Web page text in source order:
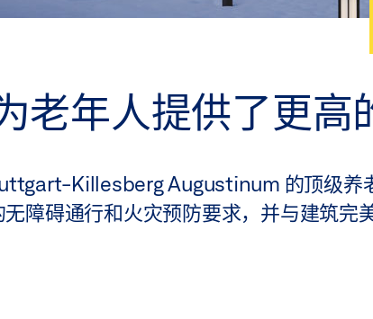
老年人提供了更高
Killesberg Augustinum 的顶级养
障碍通行和火灾预防要求，并与建筑完